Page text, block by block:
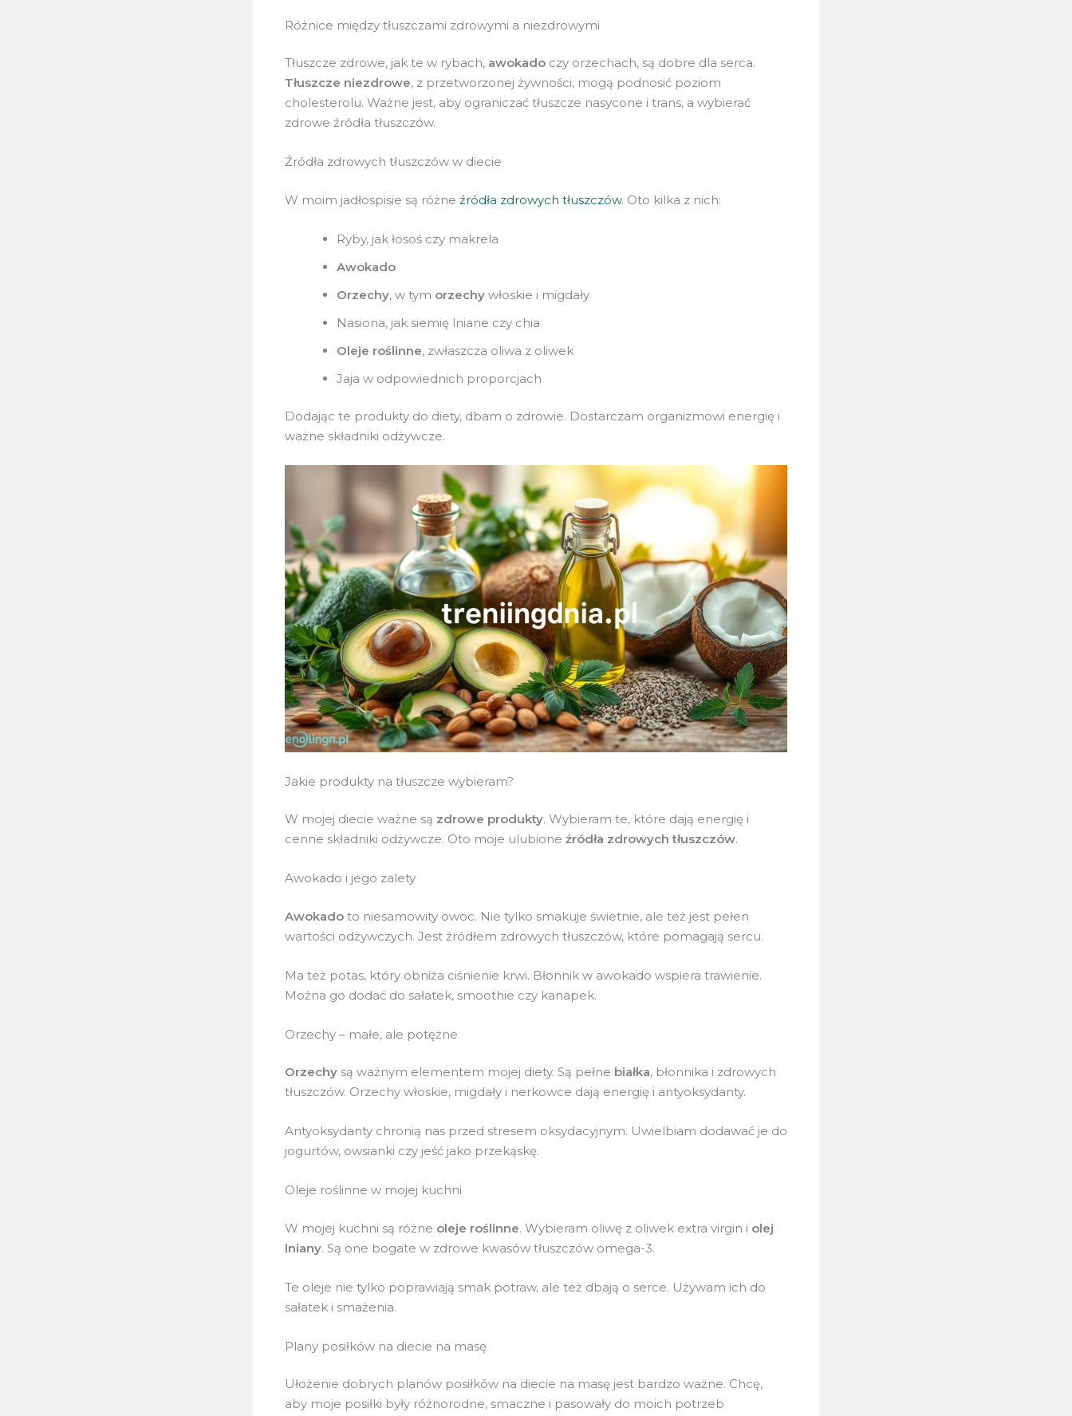
Różnice między tłuszczami zdrowymi a niezdrowymi
Tłuszcze zdrowe, jak te w rybach, awokado czy orzechach, są dobre dla serca.
Tłuszcze niezdrowe, z przetworzonej żywności, mogą podnosić poziom
cholesterolu. Ważne jest, aby ograniczać tłuszcze nasycone i trans, a wybierać
zdrowe źródła tłuszczów.
Źródła zdrowych tłuszczów w diecie
W moim jadłospisie są różne źródła zdrowych tłuszczów. Oto kilka z nich:
Ryby, jak łosoś czy makrela
Awokado
Orzechy, w tym orzechy włoskie i migdały
Nasiona, jak siemię lniane czy chia
Oleje roślinne, zwłaszcza oliwa z oliwek
Jaja w odpowiednich proporcjach
Dodając te produkty do diety, dbam o zdrowie. Dostarczam organizmowi energię i
ważne składniki odżywcze.
Jakie produkty na tłuszcze wybieram?
W mojej diecie ważne są zdrowe produkty. Wybieram te, które dają energię i
cenne składniki odżywcze. Oto moje ulubione źródła zdrowych tłuszczów.
Awokado i jego zalety
Awokado to niesamowity owoc. Nie tylko smakuje świetnie, ale też jest pełen
wartości odżywczych. Jest źródłem zdrowych tłuszczów, które pomagają sercu.
Ma też potas, który obniża ciśnienie krwi. Błonnik w awokado wspiera trawienie.
Można go dodać do sałatek, smoothie czy kanapek.
Orzechy – małe, ale potężne
Orzechy są ważnym elementem mojej diety. Są pełne białka, błonnika i zdrowych
tłuszczów. Orzechy włoskie, migdały i nerkowce dają energię i antyoksydanty.
Antyoksydanty chronią nas przed stresem oksydacyjnym. Uwielbiam dodawać je do
jogurtów, owsianki czy jeść jako przekąskę.
Oleje roślinne w mojej kuchni
W mojej kuchni są różne oleje roślinne. Wybieram oliwę z oliwek extra virgin i olej
lniany. Są one bogate w zdrowe kwasów tłuszczów omega-3.
Te oleje nie tylko poprawiają smak potraw, ale też dbają o serce. Używam ich do
sałatek i smażenia.
Plany posiłków na diecie na masę
Ułożenie dobrych planów posiłków na diecie na masę jest bardzo ważne. Chcę,
aby moje posiłki były różnorodne, smaczne i pasowały do moich potrzeb